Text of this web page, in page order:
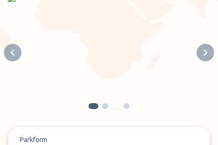
Previous slide
…
Parkform